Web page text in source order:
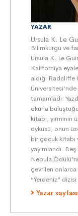
YAZAR
Ursula K. Le
Bilimkurgu ve
Ursula K. Le
Kaliforniya
aldığı Radcliffe
tamamladı.
okurla
kitabı, yirminin
öyküsü, onun
bir çocuk
yayımlandı.
Nebula
çevrilen onlarca
“Yerdeniz”
Yazar